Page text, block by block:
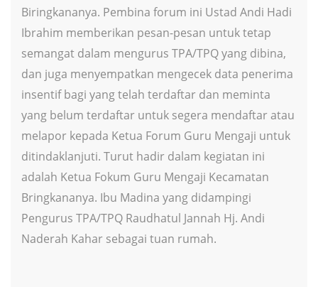
Biringkananya. Pembina forum ini Ustad Andi Hadi
Ibrahim memberikan pesan-pesan untuk tetap
semangat dalam mengurus TPA/TPQ yang dibina,
dan juga menyempatkan mengecek data penerima
insentif bagi yang telah terdaftar dan meminta
yang belum terdaftar untuk segera mendaftar atau
melapor kepada Ketua Forum Guru Mengaji untuk
ditindaklanjuti. Turut hadir dalam kegiatan ini
adalah Ketua Fokum Guru Mengaji Kecamatan
Bringkananya. Ibu Madina yang didampingi
Pengurus TPA/TPQ Raudhatul Jannah Hj. Andi
Naderah Kahar sebagai tuan rumah.